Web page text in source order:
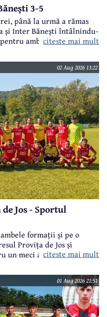
3-5
până la urmă a rămas
și Inter Bănești întâlnindu-
ambele formații.
citeste mai mult
02 Aug 2026 13:22
Jos - Sportul
formații și pe o
Provița de Jos și
un meci amical.citeste mai mult
01 Aug 2026 21:51